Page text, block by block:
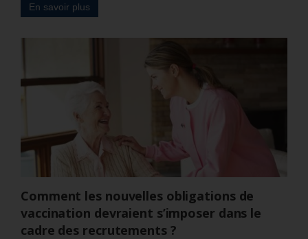
En savoir plus
Comment les nouvelles obligations de
vaccination devraient s’imposer dans le
cadre des recrutements ?